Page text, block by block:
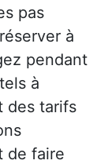
pas
à
pendant
à
des tarifs
de faire